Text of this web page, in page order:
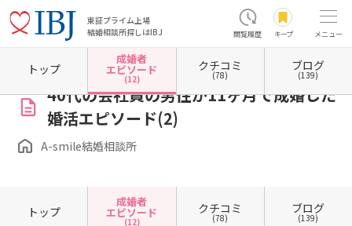
東証プライム上場
結婚相談所探しはIBJ
閲覧履歴 キープ メニュー
ホーム 東京都の結婚相談所 東京都町田市 A-smile結婚相談所 成婚者エピソード一覧
40代の会社員の男性が11ヶ月で成婚した
婚活エピソード(2)
A-smile結婚相談所
トップ
成婚者
エピソード
(12)
クチコミ
(78)
ブログ
(139)
トップ
成婚者
エピソード
(12)
クチコミ
(78)
ブログ
(139)